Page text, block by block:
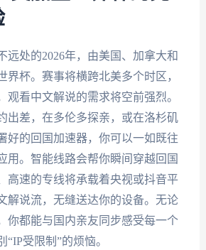
远处的2026年，由美国、加拿大和
界杯。赛事将横跨北美多个时区，
观看中文解说的需求将空前强烈。
出差，在多伦多探亲，或在洛杉矶
好的回国加速器，你可以一如既往
用。智能线路会帮你瞬间穿越回国
高速的专线将承载着央视或抖音平
解说流，无缝送达你的设备。无论
你都能与国内亲友同步感受每一个
受限制”的烦恼。